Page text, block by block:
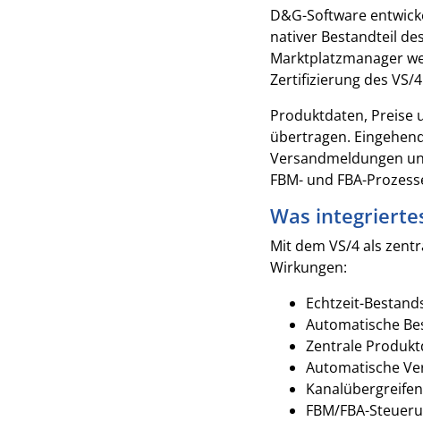
D&G-Software
nativer Bestandteil
Marktplatzmanager
Zertifizierung des
Produktdaten, Preise
übertragen.
Versandmeldungen
FBM- und FBA-
Was
Mit dem VS/4 als
Wirkungen:
Echtzeit-
Automatische
Zentrale
Automatische
FBM/FBA-